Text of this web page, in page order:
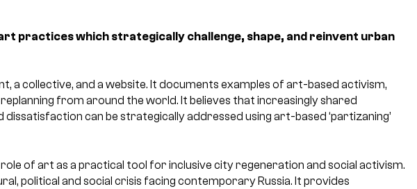
practices which strategically challenge, shape, and reinvent urban
a collective, and a website. It documents examples of art-based activism,
from around the world. It believes that increasingly shared
dissatisfaction can be strategically addressed using art-based ‘partizaning’
of art as a practical tool for inclusive city regeneration and social activism.
political and social crisis facing contemporary Russia. It provides